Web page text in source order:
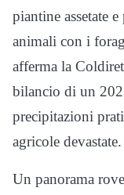
piantine assetate
animali con i
afferma la
bilancio di un
precipitazioni
agricole devastate.
Un panorama